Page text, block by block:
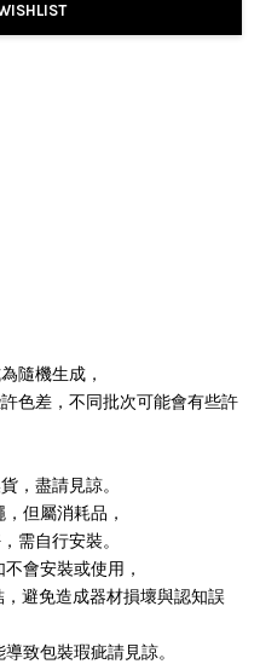
隨機生成，
色差，不同批次可能會有些許
，盡請見諒。
但屬消耗品，
需自行安裝。
會安裝或使用，
避免造成器材損壞與認知誤
致包裝瑕疵請見諒。